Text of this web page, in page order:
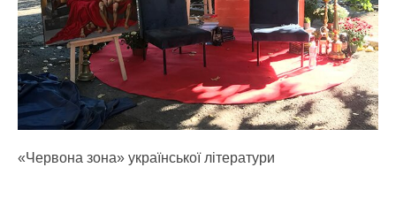
«Червона зона» української літератури